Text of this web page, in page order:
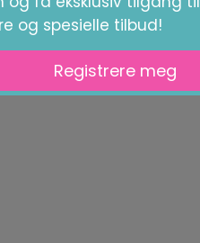
og spesielle tilbud!
Registrere meg